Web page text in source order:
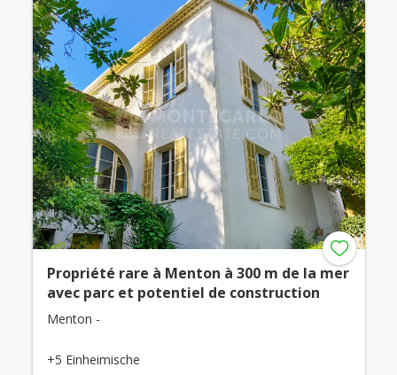
Propriété rare à Menton à 300 m de la mer
avec parc et potentiel de construction
Menton -
+5 Einheimische